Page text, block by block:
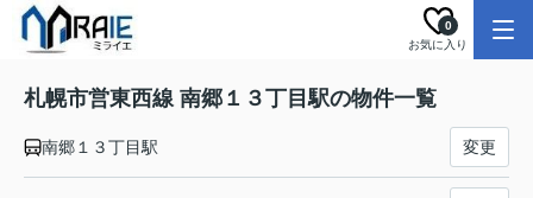
お気に入り
0
札幌市営東西線 南郷１３丁目駅の物件一覧
南郷１３丁目駅 変更